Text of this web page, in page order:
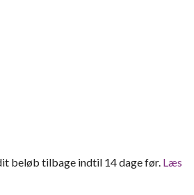
beløb tilbage indtil 14 dage før. Læs